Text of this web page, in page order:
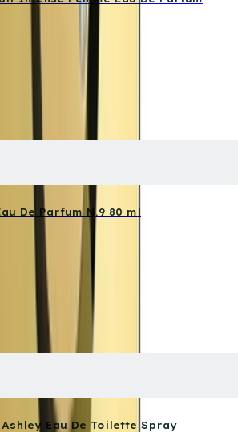
De Parfum N.9 80 ml
Eau De Toilette Spray